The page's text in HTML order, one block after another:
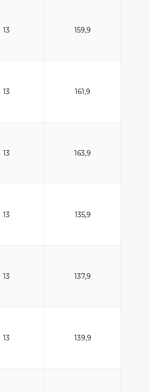
13 159,9
13 161,9
13 163,9
13 135,9
13 137,9
13 139,9